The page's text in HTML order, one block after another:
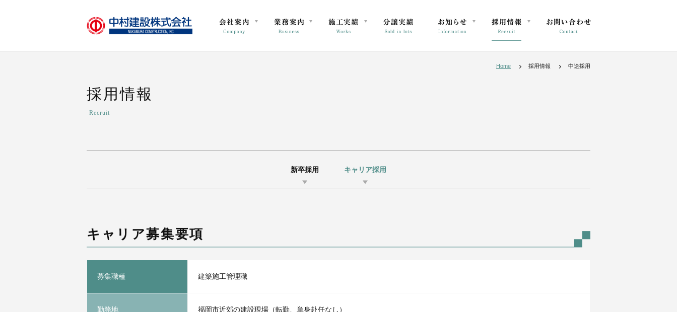
Home 採用情報 中途採用
採用情報
Recruit
新卒採用 キャリア採用
キャリア募集要項
募集職種 建築施工管理職
勤務地 福岡市近郊の建設現場（転勤、単身赴任なし）